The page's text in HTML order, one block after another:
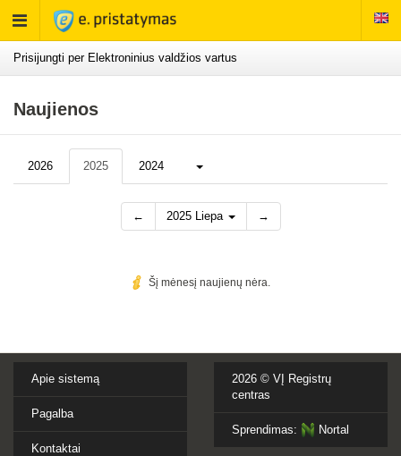
Rodyti
meniu
Prisijungti per Elektroninius valdžios vartus
Naujienos
2026 2025 2024 Daugiau...
← 2025 Liepa →
Šį mėnesį naujienų nėra.
Apie sistemą
Pagalba
Kontaktai
2026 © VĮ Registrų
centras
Sprendimas: Nortal